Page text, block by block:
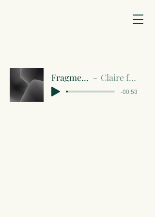
Fragment 1.m4a Claire fragment 1
-00:53